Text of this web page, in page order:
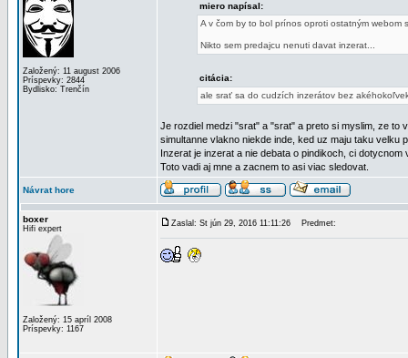
Založený: 11 august 2006
Príspevky: 2844
Bydlisko: Trenčín
miero napísal:
A v čom by to bol prínos oproti ostatným webom
Nikto sem predajcu nenuti davat inzerat...
citácia:
ale srať sa do cudzích inzerátov bez
Je rozdiel medzi "srat" a "srat" a preto si myslim, ze to
simultanne vlakno niekde inde, ked uz maju taku velku
Inzerat je inzerat a nie debata o pindikoch, ci dotycnom
Toto vadi aj mne a zacnem to asi viac sledovat.
Návrat hore
boxer
Hifi expert
Založený: 15 apríl 2008
Príspevky: 1167
Zaslal: St jún 29, 2016 11:11:26 Predmet: